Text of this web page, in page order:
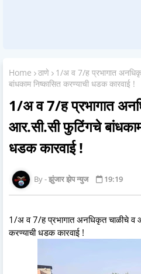
Home ठाणे
1/अ व 7/ह प्रभागात
बांधकाम निष्कासित करण्याची धडक कारवाई !
1/अ व 7/ह प्रभागात
आर.सी.सी फुटिंगचे
धडक कारवाई !
झुंजार झेप न्युज 19:19
1/अ व 7/ह प्रभागात अनधिकृत चाळीचे व
करण्याची धडक कारवाई !